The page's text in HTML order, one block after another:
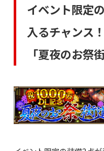
イベント限定
入るチャンス！
「夏夜のお祭